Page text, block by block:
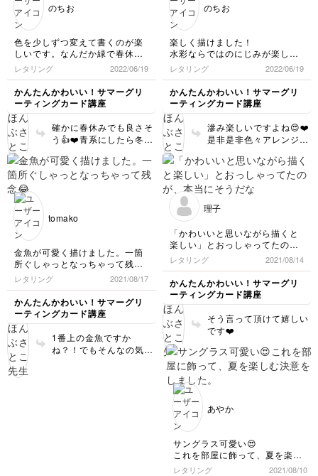
のちお
色を少しずつ変えて書くのが楽
しいです。なんだか緑で春休み
色になってしまいました（笑）
レタリング 2022/06/19
かんたんかわいい！サマーグリ
ーティングカード講座
確かに春休みでも良さそ
う👍❤️青系にしたら冬休
のちお
楽しく描けました！
水彩ならではのにじみが楽しい
です。違うお花でも描いてみた
いと思います。
レタリング 2022/06/19
かんたんかわいい！サマーグリ
ーティングカード講座
滲み楽しいですよね😍❤️
是非是非色々アレンジし
ね！！
tomako
金魚が可愛く描けました。一箇
所ぐしゃっとなっちゃって残念
😂
レタリング 2021/08/17
かんたんかわいい！サマーグリ
ーティングカード講座
1番上の金魚ですか
ね？！でもそんなの気に
理子
「かわいいと思いながら描くと
楽しい」とおっしゃってたの
が、本当にそうだなぁと思って
楽しませていただきました！
レタリング 2021/08/14
かんたんかわいい！サマーグリ
ーティングカード講座
そう言って頂けて嬉しい
です❤️
あやか
サングラス可愛い😍
これを部屋に飾って、夏を楽し
む決意をしました。
レタリング 2021/08/10